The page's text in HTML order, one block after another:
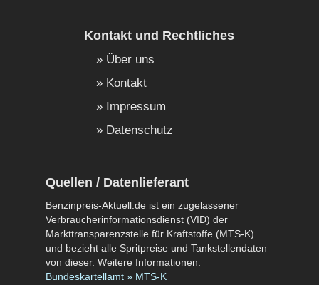
Kontakt und Rechtliches
Über uns
Kontakt
Impressum
Datenschutz
Quellen / Datenlieferant
Benzinpreis-Aktuell.de ist ein zugelassener
Verbraucherinformationsdienst (VID) der
Markttransparenzstelle für Kraftstoffe (MTS-K)
und bezieht alle Spritpreise und Tankstellendaten
von dieser. Weitere Informationen:
Bundeskartellamt » MTS-K